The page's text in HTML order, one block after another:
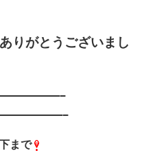
りがとうございまし
まで